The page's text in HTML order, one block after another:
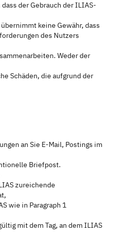
der Gebrauch der ILIAS-
keine Gewähr, dass
des Nutzers
Weder der
Schäden, die aufgrund der
an Sie E-Mail, Postings im
Briefpost.
zureichende
wie in Paragraph 1
mit dem Tag, an dem ILIAS